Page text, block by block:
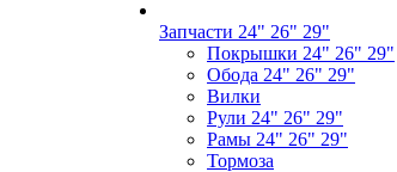
Запчасти 24" 26" 29"
Покрышки 24" 26" 29"
Обода 24" 26" 29"
Вилки
Рули 24" 26" 29"
Рамы 24" 26" 29"
Тормоза